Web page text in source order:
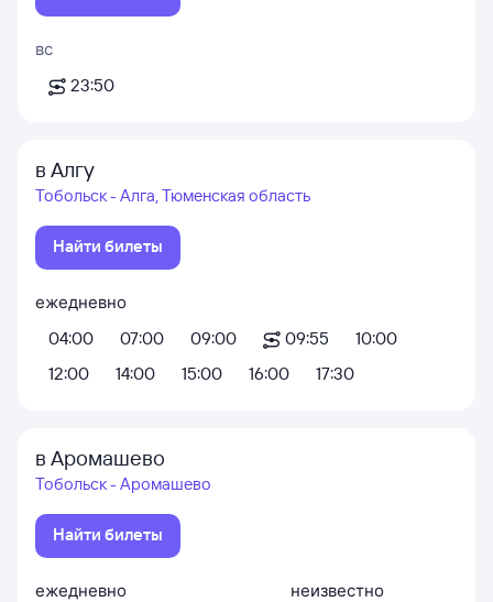
вс
23:50
в Алгу
Тобольск - Алга, Тюменская область
Найти билеты
ежедневно
04:00
07:00 09:00 09:55
10:00
12:00
14:00 15:00 16:00 17:30
в Аромашево
Тобольск - Аромашево
Найти билеты
ежедневно
неизвестно